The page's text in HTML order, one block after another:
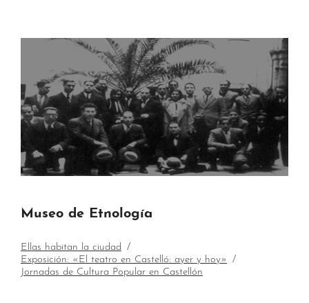
Museo de Etnología
Ellas habitan la ciudad
Exposición: «El teatro en Castelló: ayer y hoy»
Jornadas de Cultura Popular en Castellón